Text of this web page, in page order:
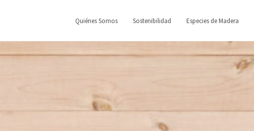
Quiénes Somos Sostenibilidad Especies de Madera